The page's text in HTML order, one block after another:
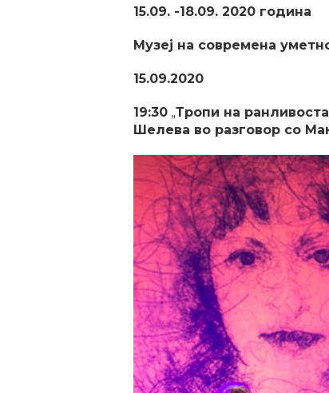
15.09. -18.09. 2020 година
Музеј на современа
15.09.2020
19:30 „Тропи на
Шелева во разговор со